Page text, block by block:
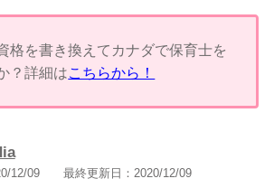
格を書き換えてカナダで保育士を
？詳細はこちらから！
12/09 最終更新日： 2020/12/09